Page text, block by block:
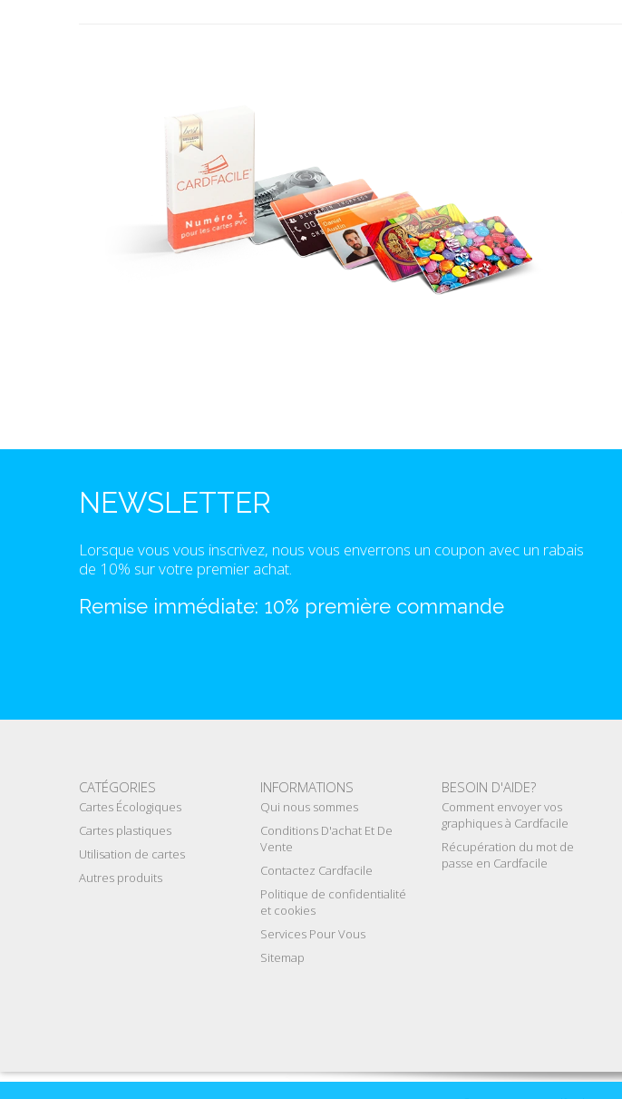
NEWSLETTER
Lorsque vous vous inscrivez, nous vous enverrons un coupon avec un rabais
de 10% sur votre premier achat.
Remise immédiate: 10% première commande
CATÉGORIES
Cartes Écologiques
Cartes plastiques
Utilisation de cartes
Autres produits
INFORMATIONS
Qui nous sommes
Conditions D'achat Et De
Vente
Contactez Cardfacile
Politique de confidentialité
et cookies
Services Pour Vous
Sitemap
BESOIN D'AIDE?
Comment envoyer vos
graphiques à Cardfacile
Récupération du mot de
passe en Cardfacile